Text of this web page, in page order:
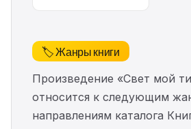
🏷️ Жанры книги
Произведение «Свет мой
относится к следующим
направлениям каталога